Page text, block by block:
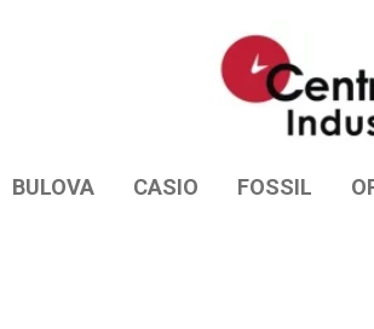
BULOVA CASIO FOSSIL